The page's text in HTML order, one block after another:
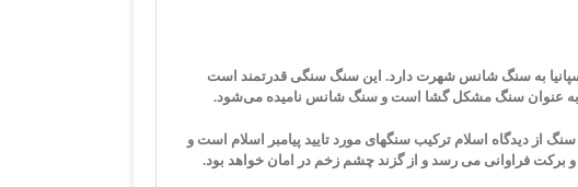
در کشور اسپانیا به سنگ شانس شهرت دارد. این سنگ سنگی قدرتمند است
به عنوان سنگ مشکل گشا است و سنگ شانس نامیده می‌شود.
معروف به سنگ 7 چاکرا می باشد. این سنگ از دیدگاه اسلام ترکیب سنگهای مورد تایید پیامبر اسلام است و
فراوانی می رسد و از گزند چشم زخم در امان خواهد بود.